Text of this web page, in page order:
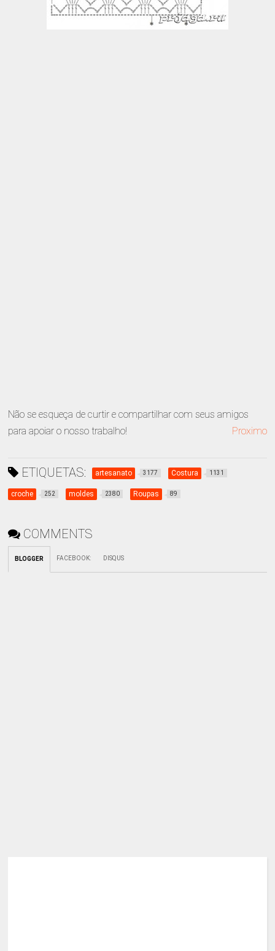
Não se esqueça de curtir e compartilhar com seus amigos
para apoiar o nosso trabalho!
Proximo
ETIQUETAS: artesanato 3177 Costura 1131
croche 252 moldes 2380 Roupas 89
COMMENTS
BLOGGER FACEBOOK: DISQUS